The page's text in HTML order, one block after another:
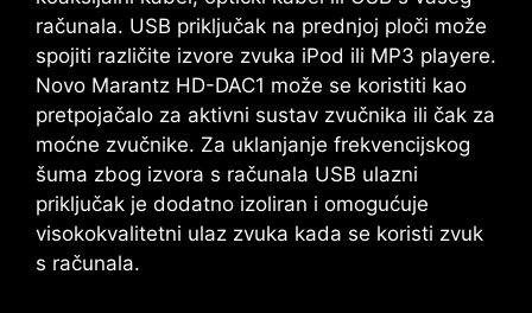
računala. USB priključak na prednjoj ploči može
spojiti različite izvore zvuka iPod ili MP3 playere.
Novo Marantz HD-DAC1 može se koristiti kao
pretpojačalo za aktivni sustav zvučnika ili čak za
moćne zvučnike. Za uklanjanje frekvencijskog
šuma zbog izvora s računala USB ulazni
priključak je dodatno izoliran i omogućuje
visokokvalitetni ulaz zvuka kada se koristi zvuk
s računala.